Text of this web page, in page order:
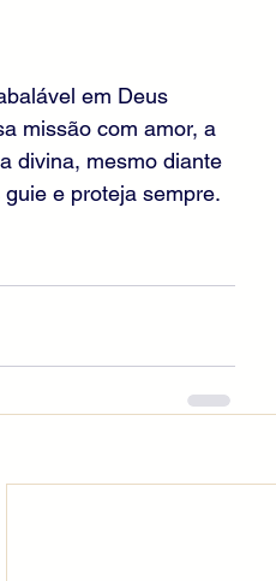
em Deus
missão com amor, a
divina, mesmo diante
e proteja sempre.